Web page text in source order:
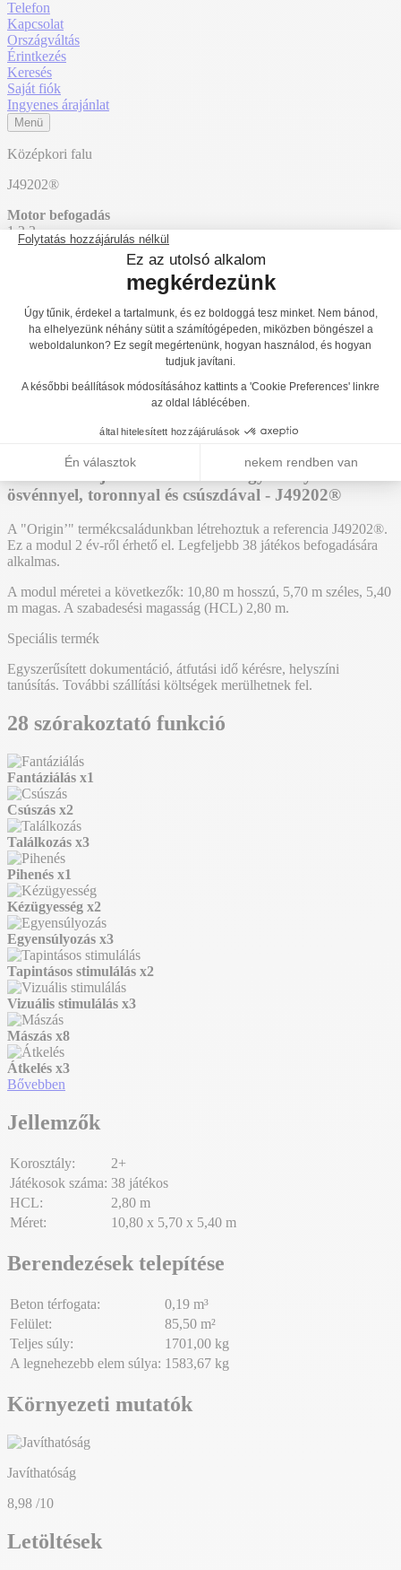
Telefon
Kapcsolat
Országváltás
Érintkezés
Keresés
Saját fiók
Ingyenes árajánlat
Menü
Középkori falu
J49202®
Motor befogadás
1 2 3
Érzékszervi befogadás
Főoldal Termékek Játszóterek Többfunkciós játékok / Több
tevékenységet kínáló eszközök Origin’ J49202®
J49201®
Hozzáadás az árajánlathoz
ösvénnyel, toronnyal és csúszdával - J49202®
A "Origin’" termékcsaládunkban létrehoztuk a referencia J49202®.
Ez a modul 2 év-ről érhető el. Legfeljebb 38 játékos befogadására
alkalmas.
A modul méretei a következők: 10,80 m hosszú, 5,70 m széles, 5,40
m magas. A szabadesési magasság (HCL) 2,80 m.
Speciális termék
Egyszerűsített dokumentáció, átfutási idő kérésre, helyszíni
tanúsítás. További szállítási költségek merülhetnek fel.
28 szórakoztató funkció
Fantáziálás x1
Csúszás x2
Találkozás x3
Pihenés x1
Kézügyesség x2
Egyensúlyozás x3
Tapintásos stimulálás x2
Vizuális stimulálás x3
Mászás x8
Átkelés x3
Bővebben
Jellemzők
Korosztály:
2+
Játékosok száma: 38 játékos
HCL:
2,80 m
Méret:
10,80 x 5,70 x 5,40 m
Berendezések telepítése
Beton térfogata:
0,19 m³
Felület:
85,50 m²
Teljes súly:
1701,00 kg
A legnehezebb elem súlya: 1583,67 kg
Környezeti mutatók
Javíthatóság
8,98 /10
Letöltések